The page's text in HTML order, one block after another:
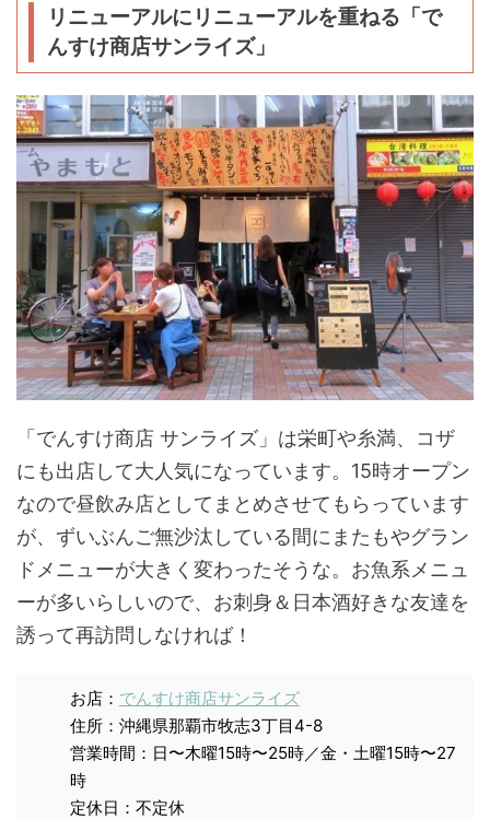
リニューアルにリニューアルを重ねる「で
んすけ商店サンライズ」
「でんすけ商店 サンライズ」は栄町や糸満、コザ
にも出店して大人気になっています。15時オープン
なので昼飲み店としてまとめさせてもらっています
が、ずいぶんご無沙汰している間にまたもやグラン
ドメニューが大きく変わったそうな。お魚系メニュ
ーが多いらしいので、お刺身＆日本酒好きな友達を
誘って再訪問しなければ！
お店： でんすけ商店サンライズ
住所：沖縄県那覇市牧志3丁目4-8
営業時間：日〜木曜15時〜25時／金・土曜15時〜27
時
定休日：不定休